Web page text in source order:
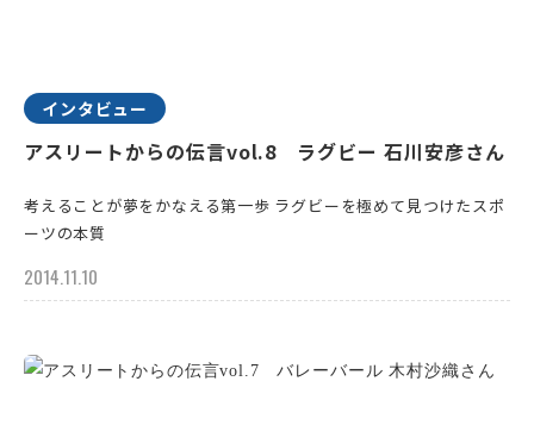
インタビュー
アスリートからの伝言vol.8 ラグビー 石川安彦さん
考えることが夢をかなえる第一歩 ラグビーを極めて見つけたスポ
ーツの本質
2014.11.10